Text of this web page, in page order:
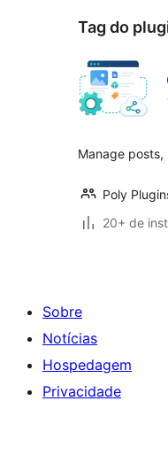
Tag do
Manage posts,
Poly
20+ de
Sobre
Notícias
Hospedagem
Privacidade